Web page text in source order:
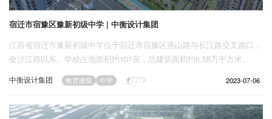
宿迁市宿豫区豫新初级中学 | 中衡设计集团
江苏省宿迁市豫新初级中学位于宿迁市宿豫区燕山路与长江路交叉路口，
金沙江路以东。学校占地面积约101亩，总建筑面积约6.58万平方米。
中衡设计集团 教育建筑 中学 7279 2023-07-06